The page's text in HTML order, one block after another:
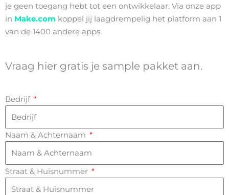
je geen toegang hebt tot een ontwikkelaar. Via onze app
in Make.com koppel jij laagdrempelig het platform aan 1
van de 1400 andere apps.
Vraag hier gratis je sample pakket aan.
Bedrijf
Naam & Achternaam
Straat & Huisnummer